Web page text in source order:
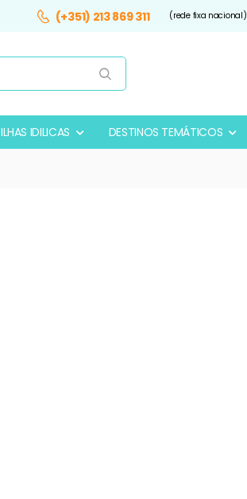
(+351) 213 869 311 (rede fixa nacional)
ILHAS IDILICAS DESTINOS TEMÁTICOS